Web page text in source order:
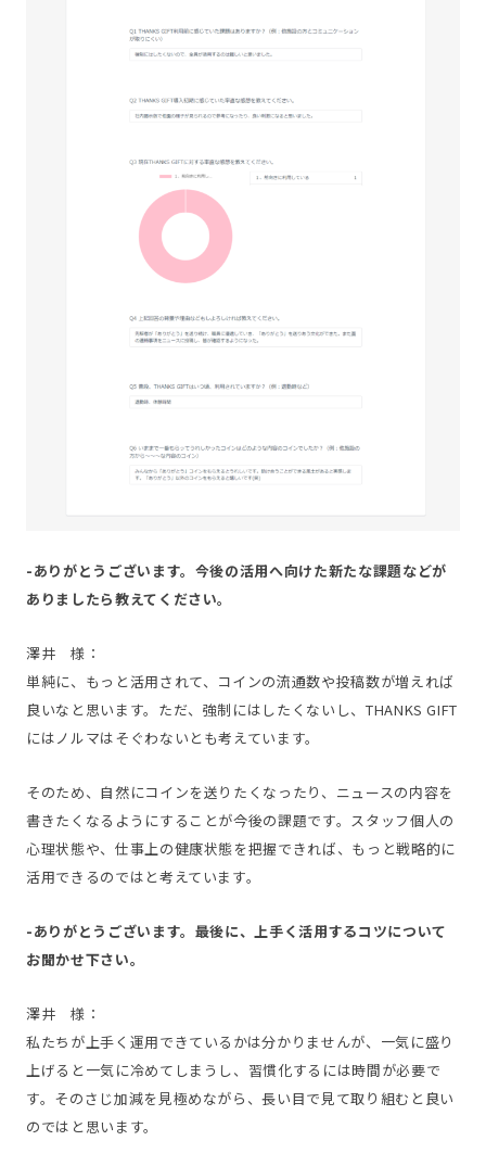
-ありがとうございます。今後の活用へ向けた新たな課題などが
ありましたら教えてください。
澤井 様：
単純に、もっと活用されて、コインの流通数や投稿数が増えれば
良いなと思います。ただ、強制にはしたくないし、THANKS GIFT
にはノルマはそぐわないとも考えています。
そのため、自然にコインを送りたくなったり、ニュースの内容を
書きたくなるようにすることが今後の課題です。スタッフ個人の
心理状態や、仕事上の健康状態を把握できれば、もっと戦略的に
活用できるのではと考えています。
-ありがとうございます。最後に、上手く活用するコツについて
お聞かせ下さい。
澤井 様：
私たちが上手く運用できているかは分かりませんが、一気に盛り
上げると一気に冷めてしまうし、習慣化するには時間が必要で
す。そのさじ加減を見極めながら、長い目で見て取り組むと良い
のではと思います。